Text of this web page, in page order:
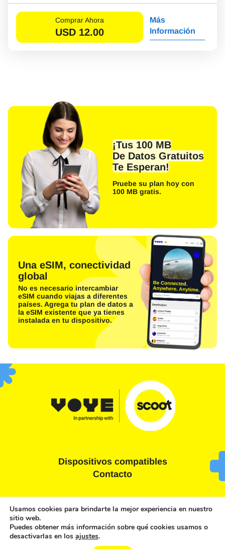
Comprar Ahora
USD 12.00
Más
Información
¡Tus 100 MB
De Datos Gratuitos
Te Esperan!
Pruebe su plan hoy con
100 MB gratis.
Una eSIM, conectividad
global
No es necesario intercambiar
eSIM cuando viajas a diferentes
países. Agrega tu plan de datos a
la eSIM existente que ya tienes
instalada en tu dispositivo.
Dispositivos compatibles
Contacto
Política de cookies
Usamos cookies para brindarte la mejor experiencia en nuestro
sitio web.
Puedes obtener más información sobre qué cookies usamos o
desactivarlas en los ajustes.